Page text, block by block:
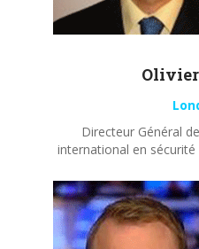
Olivier
Directeur Général
international en